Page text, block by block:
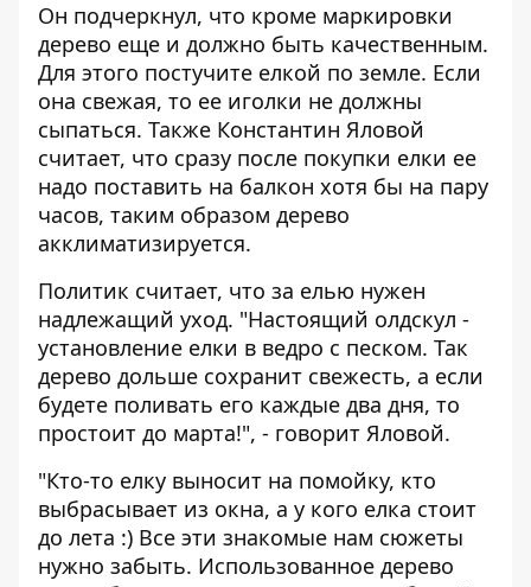
Он подчеркнул, что кроме маркировки
дерево еще и должно быть качественным.
Для этого постучите елкой по земле. Если
она свежая, то ее иголки не должны
сыпаться. Также Константин Яловой
считает, что сразу после покупки елки ее
надо поставить на балкон хотя бы на пару
часов, таким образом дерево
акклиматизируется.
Политик считает, что за елью нужен
надлежащий уход. "Настоящий олдскул -
установление елки в ведро с песком. Так
дерево дольше сохранит свежесть, а если
будете поливать его каждые два дня, то
простоит до марта!", - говорит Яловой.
"Кто-то елку выносит на помойку, кто
выбрасывает из окна, а у кого елка стоит
до лета :) Все эти знакомые нам сюжеты
нужно забыть. Использованное дерево